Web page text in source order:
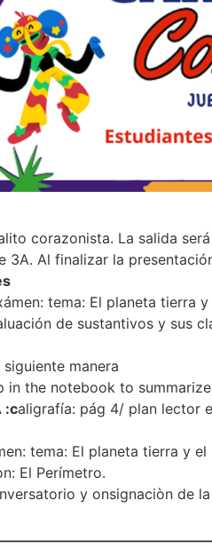
corazonista. La salida
3A. Al finalizar la
tema: El planeta tierra
de sustantivos y sus
manera
in the notebook to
:caligrafía: pág 4/ plan lector
tema: El planeta tierra y
El Perímetro.
y onsignaciòn de